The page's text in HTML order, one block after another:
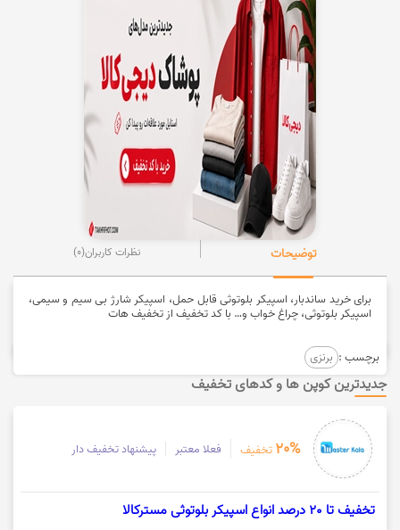
توضیحات نظرات کاربران(0)
برای خرید ساندبار، اسپیکر بلوتوثی قابل حمل، اسپیکر شارژ بی سیم و سیمی،
اسپیکر بلوتوثی، چراغ خواب و… با کد تخفیف از تخفیف هات
برچسب : برنزی
جدیدترین کوپن ها و کدهای تخفیف
20% تخفیف فعلا معتبر پیشنهاد تخفیف دار
تخفیف تا 20 درصد انواع اسپیکر بلوتوثی مسترکالا